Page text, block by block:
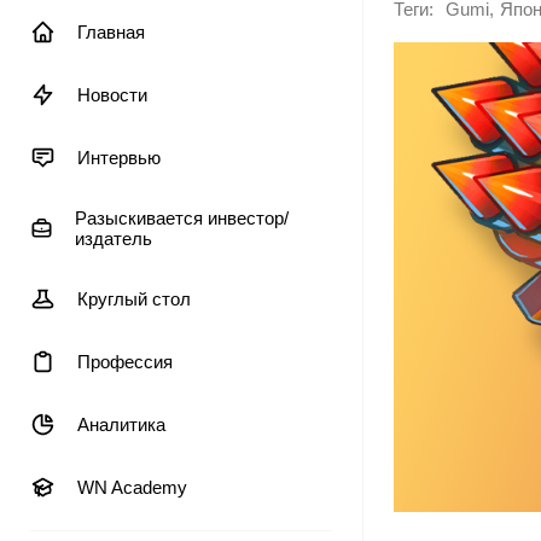
Главная
Новости
Интервью
Разыскивается инвестор/
издатель
Круглый стол
Профессия
Аналитика
WN Academy
Теги: Gumi,